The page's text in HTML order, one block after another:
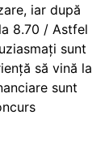
iar după
8.70 / Astfel
sunt
să vină la
sunt